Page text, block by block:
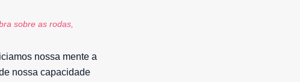
sobre as rodas,
nossa mente a
nossa capacidade